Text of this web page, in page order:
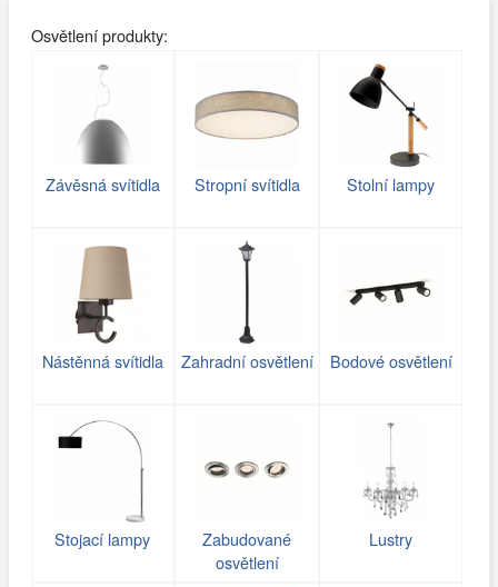
Osvětlení produkty:
Závěsná svítidla Stropní svítidla Stolní lampy
Nástěnná svítidla Zahradní osvětlení Bodové osvětlení
Stojací lampy
Zabudované
osvětlení
Lustry